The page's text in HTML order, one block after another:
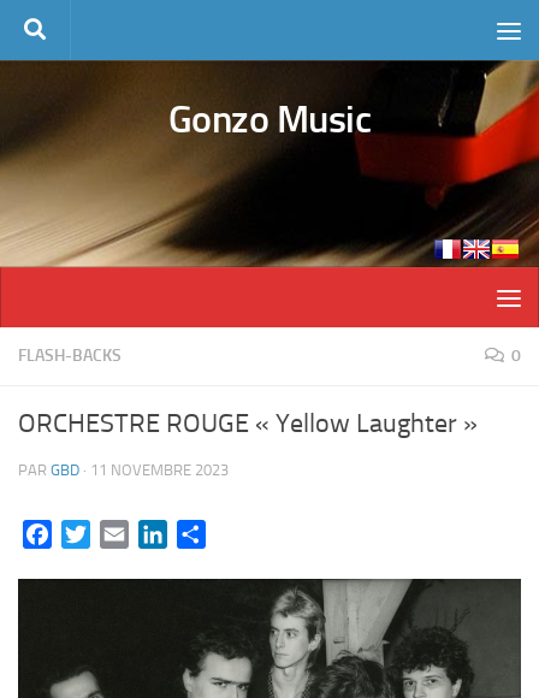
Skip to content
Gonzo Music
FLASH-BACKS 0
ORCHESTRE ROUGE « Yellow Laughter »
PAR GBD · 11 NOVEMBRE 2023
FacebookTwitterEmail LinkedIn